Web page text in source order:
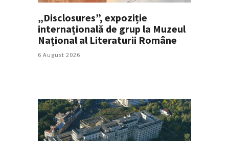
„Disclosures”, expoziție
internațională de grup la Muzeul
Național al Literaturii Române
6 August 2026